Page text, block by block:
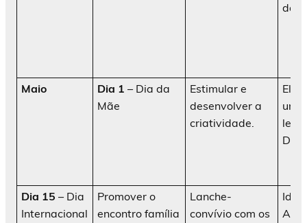
da
Maio Dia 1 – Dia da
Mãe
Estimular e
desenvolver a
criatividade.
uma
Dia
Dia 15 – Dia
Internacional
Promover o
encontro família
Lanche-
convívio com os